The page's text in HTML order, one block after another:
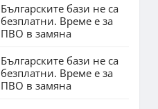
Българските бази не са
безплатни. Време е за
ПВО в замяна
Българските бази не са
безплатни. Време е за
ПВО в замяна